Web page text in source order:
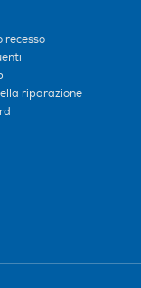
recesso
riparazione